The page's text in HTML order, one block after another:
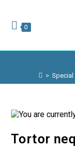
content
0
>
Tortor